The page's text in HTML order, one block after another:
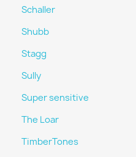
Schaller
Shubb
Stagg
Sully
Super sensitive
The Loar
TimberTones